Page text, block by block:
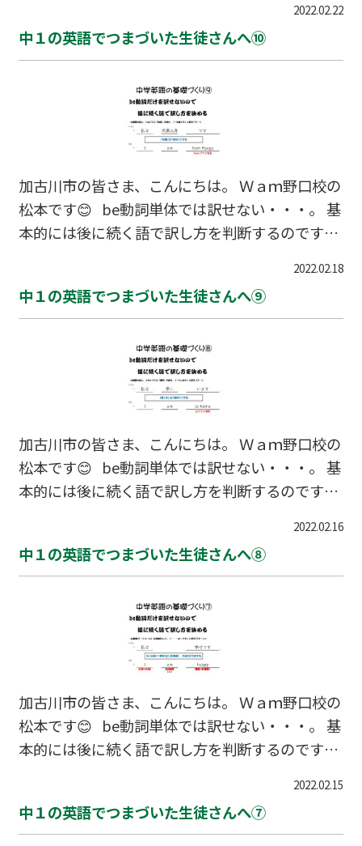
2022.02.22
中１の英語でつまづいた生徒さんへ⑩
加古川市の皆さま、こんにちは。 Ｗａｍ野口校の
松本です😊 be動詞単体では訳せない・・・。 基
本的には後に続く語で訳し方を判断するのです。
は～出身です。」という訳しかたになるのです
よ。
2022.02.18
中１の英語でつまづいた生徒さんへ⑨
加古川市の皆さま、こんにちは。 Ｗａｍ野口校の
松本です😊 be動詞単体では訳せない・・・。 基
本的には後に続く語で訳し方を判断するのです。
は～にいます。」という訳しかたになるのです
よ。
2022.02.16
中１の英語でつまづいた生徒さんへ⑧
加古川市の皆さま、こんにちは。 Ｗａｍ野口校の
松本です😊 be動詞単体では訳せない・・・。 基
本的には後に続く語で訳し方を判断するのです。
が最初に抑えたい訳し方。 昨日は「名詞＝名詞」
のパターン。 今日は「名詞＝形容詞」のパターン
2022.02.15
中１の英語でつまづいた生徒さんへ⑦